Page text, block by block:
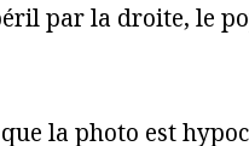
par la droite, le
la photo est